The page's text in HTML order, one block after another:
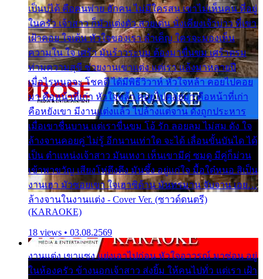
เป็นบ่ได้ คือคนพ่าย ฮักคน ไม่มีใครสน เขาไม่เห็นคน ที่อยู่
ในครัว เจ้าสาว ก็มัวแต่งตัว สวยเด่น นั่งเคียงเจ้าบ่าว ที่เขา
เฝ้าคอย ใจเต้น หัวใจของเรา ลำเค็ญ ใครจะมองเห็น
ความใน ใจ เศร้า มันร้าวระบม ต้องมาขื่นขม เศร้าตรม
ท่ามความสุขี ช่วยงานเขาแต่ง แต่เรา แล้งมาหลายปี
เมื่อไรหนอจะ โชคดี ได้มีพิธีวิวาห์ หัวใจหล้า คอยไปคอย
มา คือหน้าที่เก่า หัวใจหล้า คอยไปคอยมา คือหน้าที่เก่า
คือหยังเขา มีงานแต่งแล้ว ไปล้างแต่จาน ดั่งถูกประหาร
เมื่อเขาชื่นบาน แต่เราขื่นขม โอ้ รัก ลอยลม ไม่สม ดัง ใจ
ล้างจานคอยคู่ ไม่รู้ อีกนานเท่าใด จะได้ เลื่อนขั้นบันได ได้
เป็น ตำแหน่งเจ้าสาว มันเหงา เห็นเขามีคู่ ซมดู มีคู่ก็ม่วน
เข้าพาขวัญ เสียงโห่ตึงตึง มันซึ้ง อยู่แก่ใจ มื้อใด๋หนอ สิเป็น
งานเฮา มัวซอยเขา ใจเฮาซิด้าน มันทรมาน จับจาน เอย…
ล้างจานในงานแต่ง - Cover Ver. (ซาวด์ดนตรี)
(KARAOKE)
18 views • 03.08.2569
งานแต่ง เขาแซง แย่งเอาไปก่อน หัวใจอาวรณ์ มาซ่อน อยู่
ในห้องครัว ข้างนอกเจ้าสาว ส่งยิ้ม ให้คนไปทั่ว แต่เรา เฝ้า